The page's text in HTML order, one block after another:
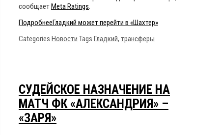
сообщаетMeta Ratings.
ПодробнееГладкий может перейти в «Шахтер»
Categories Новости Tags Гладкий, трансферы
СУДЕЙСКОЕ НАЗНАЧЕНИЕ НА
МАТЧ ФК «АЛЕКСАНДРИЯ» –
«ЗАРЯ»